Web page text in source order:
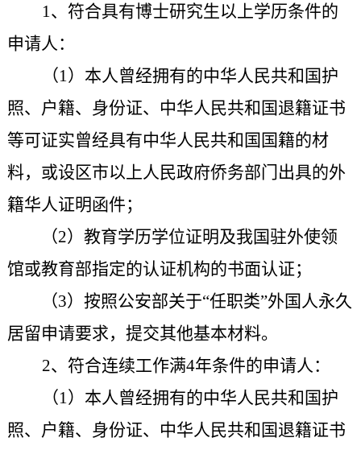
1、符合具有博士研究生以上学历条件的
申请人：
（1）本人曾经拥有的中华人民共和国护
照、户籍、身份证、中华人民共和国退籍证书
等可证实曾经具有中华人民共和国国籍的材
料，或设区市以上人民政府侨务部门出具的外
籍华人证明函件；
（2）教育学历学位证明及我国驻外使领
馆或教育部指定的认证机构的书面认证；
（3）按照公安部关于“任职类”外国人永久
居留申请要求，提交其他基本材料。
2、符合连续工作满4年条件的申请人：
（1） 本人曾经拥有的中华人民共和国护
照、户籍、身份证、中华人民共和国退籍证书